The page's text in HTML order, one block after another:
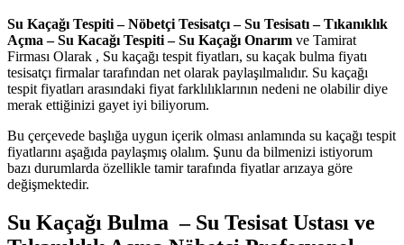
Su Kaçağı Tespiti – Nöbetçi Tesisatçı – Su Tesisatı – Tıkanıklık
Açma – Su Kacağı Tespiti – Su Kaçağı Onarım ve Tamirat
Firması Olarak , Su kaçağı tespit fiyatları, su kaçak bulma fiyatı
tesisatçı firmalar tarafından net olarak paylaşılmalıdır. Su kaçağı
tespit fiyatları arasındaki fiyat farklılıklarının nedeni ne olabilir diye
merak ettiğinizi gayet iyi biliyorum.
Bu çerçevede başlığa uygun içerik olması anlamında su kaçağı tespit
fiyatlarını aşağıda paylaşmış olalım. Şunu da bilmenizi istiyorum
bazı durumlarda özellikle tamir tarafında fiyatlar arızaya göre
değişmektedir.
Su Kaçağı Bulma – Su Tesisat Ustası ve